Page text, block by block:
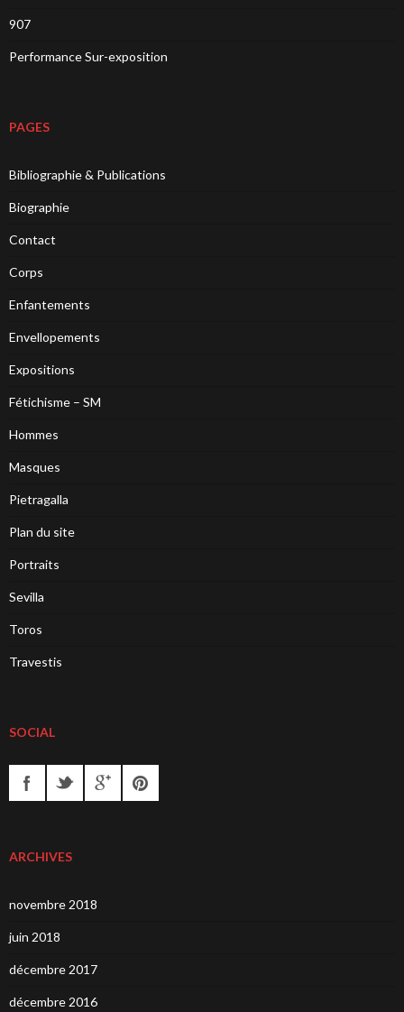
907
Performance Sur-exposition
PAGES
Bibliographie & Publications
Biographie
Contact
Corps
Enfantements
Envellopements
Expositions
Fétichisme – SM
Hommes
Masques
Pietragalla
Plan du site
Portraits
Sevilla
Toros
Travestis
SOCIAL
ARCHIVES
novembre 2018
juin 2018
décembre 2017
décembre 2016